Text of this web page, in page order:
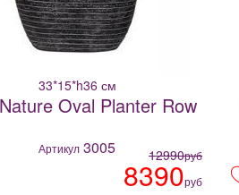
33*15*h36 см
Oval Planter Row
Артикул 3005 12990руб
8390руб